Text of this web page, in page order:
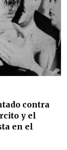
contra
y el
en el